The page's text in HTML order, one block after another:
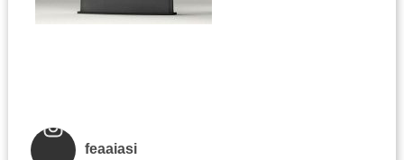
feaaiasi